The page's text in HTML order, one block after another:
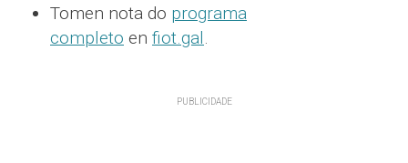
Tomen nota do programa
completo en fiot.gal.